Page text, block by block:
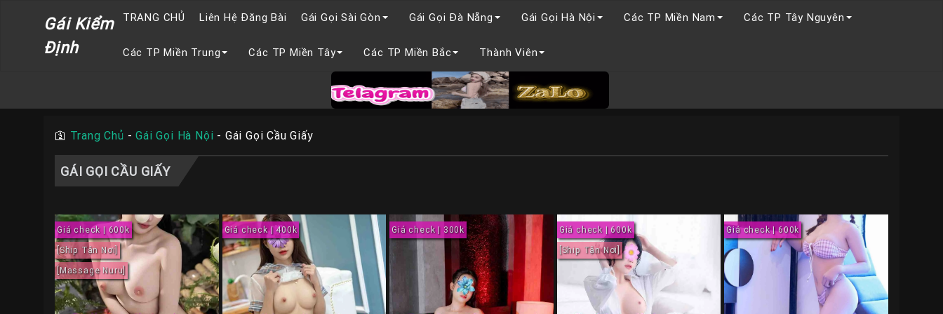
Gái Kiểm
Định
TRANG CHỦ Liên Hệ Đăng Bài Gái Gọi Sài Gòn Gái Gọi Đà Nẵng Gái Gọi Hà Nội Các TP Miền Nam Các TP Tây Nguyên
Các TP Miền Trung Các TP Miền Tây Các TP Miền Bắc Thành Viên
🛐 Trang Chủ -Gái Gọi Hà Nội - Gái Gọi Cầu Giấy
GÁI GỌI CẦU GIẤY
Giá check | 600k
[Ship Tận Nơi]
[Massage Nuru]
Giá check | 400k Giá check | 300k
Giá check | 600k
[Ship Tận Nơi]
Giá check | 600k